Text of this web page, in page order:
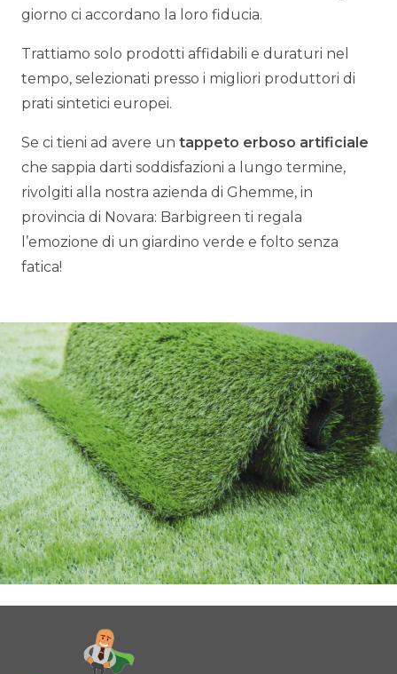
giorno ci accordano la loro fiducia.
Trattiamo solo prodotti affidabili e duraturi nel
tempo, selezionati presso i migliori produttori di
prati sintetici europei.
Se ci tieni ad avere un tappeto erboso artificiale
che sappia darti soddisfazioni a lungo termine,
rivolgiti alla nostra azienda di Ghemme, in
provincia di Novara: Barbigreen ti regala
l’emozione di un giardino verde e folto senza
fatica!